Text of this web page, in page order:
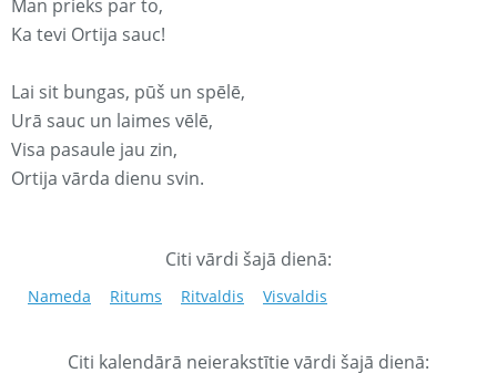
Man prieks par to,
Ka tevi Ortija sauc!
Lai sit bungas, pūš un spēlē,
Urā sauc un laimes vēlē,
Visa pasaule jau zin,
Ortija vārda dienu svin.
Citi vārdi šajā dienā:
Nameda Ritums Ritvaldis Visvaldis
Citi kalendārā neierakstītie vārdi šajā dienā: